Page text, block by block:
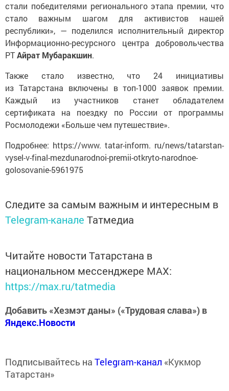
стали победителями регионального этапа премии, что
стало важным шагом для активистов нашей
республики», — поделился исполнительный директор
Информационно-ресурсного центра добровольчества
РТАйрат Мубаракшин.
Также стало известно, что 24 инициативы
из Татарстана включены в топ-1000 заявок премии.
Каждый из участников станет обладателем
сертификата на поездку по России от программы
Росмолодежи «Больше чем путешествие».
Подробнее: https://www. tatar-inform. ru/news/tatarstan-
vysel-v-final-mezdunarodnoi-premii-otkryto-narodnoe-
golosovanie-5961975
Следите за самым важным и интересным в
Telegram-канале Татмедиа
Читайте новости Татарстана в
национальном мессенджере MАХ:
https://max.ru/tatmedia
Добавить «Хезмэт даны» («Трудовая слава») в
Яндекс.Новости
Подписывайтесь на Telegram-канал «Кукмор
Татарстан»